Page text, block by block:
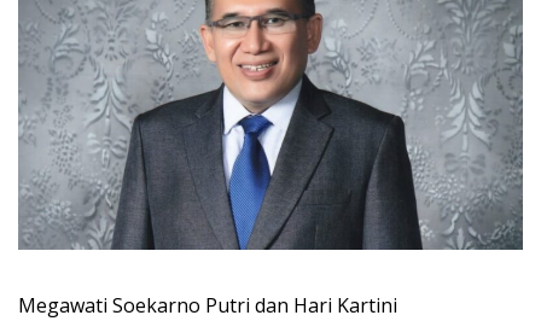
Megawati Soekarno Putri dan Hari Kartini